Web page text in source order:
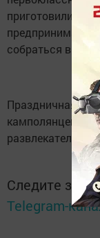
собраться в
Праздничная
камполянцев
Следите за
Telegram-